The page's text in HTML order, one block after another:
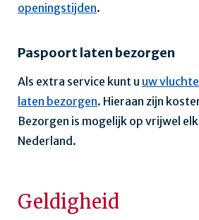
openingstijden.
Paspoort laten bezorgen
Als extra service kunt u uw
laten bezorgen. Hieraan zijn
Bezorgen is mogelijk op vrijwel
Nederland.
Geldigheid